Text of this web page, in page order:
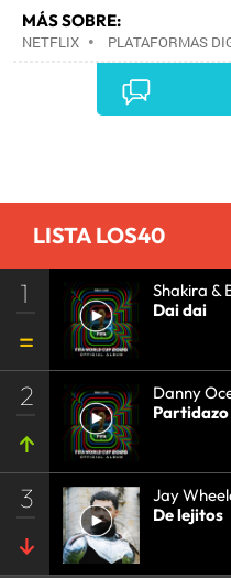
MÁS SOBRE:
NETFLIX • PLATAFORMAS
TELEVISIÓN IP•TELEVISIÓN
•ECONOMÍA
MEDIOS COMUNICACIÓN
LISTA LOS40
1
Shakira &
Dai dai
2
Danny
Partidazo
3
Jay
De lejitos